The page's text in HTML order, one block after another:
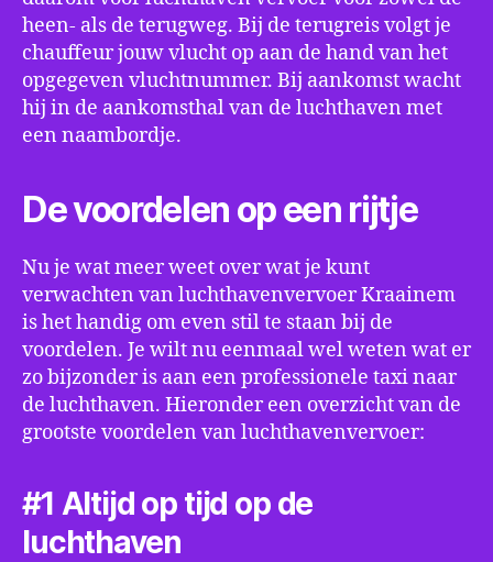
heen- als de terugweg. Bij de terugreis volgt je
chauffeur jouw vlucht op aan de hand van het
opgegeven vluchtnummer. Bij aankomst wacht
hij in de aankomsthal van de luchthaven met
een naambordje.
De voordelen op een rijtje
Nu je wat meer weet over wat je kunt
verwachten van luchthavenvervoer Kraainem
is het handig om even stil te staan bij de
voordelen. Je wilt nu eenmaal wel weten wat er
zo bijzonder is aan een professionele taxi naar
de luchthaven. Hieronder een overzicht van de
grootste voordelen van luchthavenvervoer:
#1 Altijd op tijd op de
luchthaven